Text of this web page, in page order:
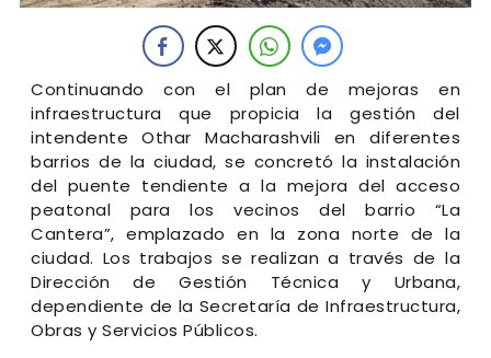
Continuando con el plan de mejoras en
infraestructura que propicia la gestión del
intendente Othar Macharashvili en diferentes
barrios de la ciudad, se concretó la instalación
del puente tendiente a la mejora del acceso
peatonal para los vecinos del barrio “La
Cantera”, emplazado en la zona norte de la
ciudad. Los trabajos se realizan a través de la
Dirección de Gestión Técnica y Urbana,
dependiente de la Secretaría de Infraestructura,
Obras y Servicios Públicos.